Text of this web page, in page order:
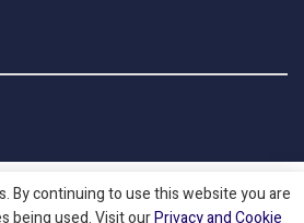
By continuing to use this website you are
being used. Visit ourPrivacy and Cookie